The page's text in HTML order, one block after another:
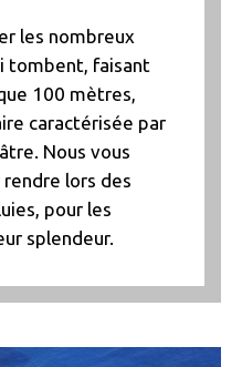
les nombreux
tombent, faisant
100 mètres,
caractérisée par
Nous vous
rendre lors des
pour les
splendeur.